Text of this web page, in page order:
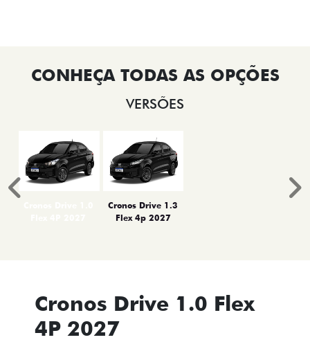
VERSÕES
Cronos Drive 1.3
Flex 4p 2027
Anterior
Cronos Drive 1.0 Flex
4P 2027